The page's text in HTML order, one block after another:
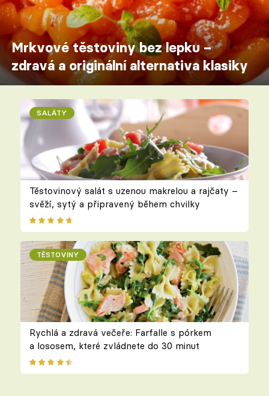
Mrkvové těstoviny bez lepku –
zdravá a originální alternativa klasiky
SALÁTY
Těstovinový salát s uzenou makrelou a rajčaty –
svěží, sytý a připravený během chvilky
TĚSTOVINY
Rychlá a zdravá večeře: Farfalle s pórkem
a lososem, které zvládnete do 30 minut